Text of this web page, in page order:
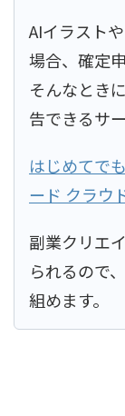
AIイラスト
場合、確定
そんなとき
告できるサ
はじめてで
ード クラウ
副業クリエ
られるので
組めます。